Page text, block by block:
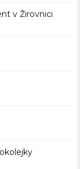
v Žirovnici